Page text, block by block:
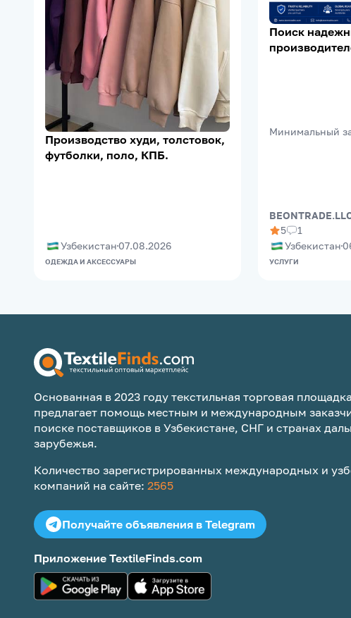
Производство худи, толстовок,
футболки, поло, КПБ.
Узбекистан 07.08.2026
ОДЕЖДА И АКСЕССУАРЫ
Поиск
Минимальный
5
1
Узбекистан
УСЛУГИ
Основанная в 2023 году текстильная торговая
предлагает помощь местным и международным
поиске поставщиков в Узбекистане, СНГ и странах
зарубежья.
Количество зарегистрированных международных и
компаний на сайте: 2565
Получайте объявления в Telegram
Приложение TextileFinds.com